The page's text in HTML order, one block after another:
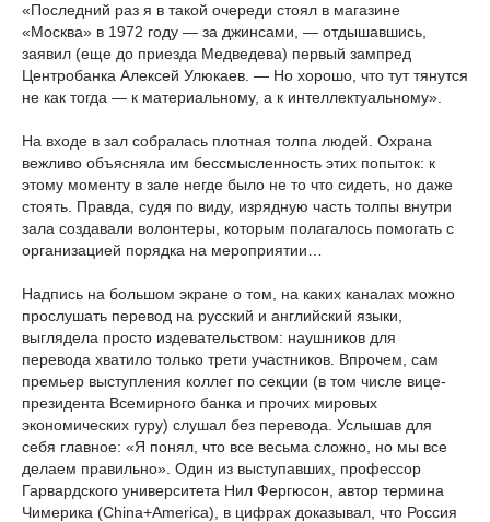
«Последний раз я в такой очереди стоял в магазине
«Москва» в 1972 году — за джинсами, — отдышавшись,
заявил (еще до приезда Медведева) первый зампред
Центробанка Алексей Улюкаев. — Но хорошо, что тут тянутся
не как тогда — к материальному, а к интеллектуальному».
На входе в зал собралась плотная толпа людей. Охрана
вежливо объясняла им бессмысленность этих попыток: к
этому моменту в зале негде было не то что сидеть, но даже
стоять. Правда, судя по виду, изрядную часть толпы внутри
зала создавали волонтеры, которым полагалось помогать с
организацией порядка на мероприятии…
Надпись на большом экране о том, на каких каналах можно
прослушать перевод на русский и английский языки,
выглядела просто издевательством: наушников для
перевода хватило только трети участников. Впрочем, сам
премьер выступления коллег по секции (в том числе вице-
президента Всемирного банка и прочих мировых
экономических гуру) слушал без перевода. Услышав для
себя главное: «Я понял, что все весьма сложно, но мы все
делаем правильно». Один из выступавших, профессор
Гарвардского университета Нил Фергюсон, автор термина
Чимерика (China+America), в цифрах доказывал, что Россия